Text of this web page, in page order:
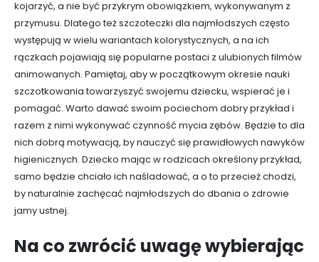
kojarzyć, a nie być przykrym obowiązkiem, wykonywanym z
przymusu. Dlatego też szczoteczki dla najmłodszych często
występują w wielu wariantach kolorystycznych, a na ich
rączkach pojawiają się popularne postaci z ulubionych filmów
animowanych. Pamiętaj, aby w początkowym okresie nauki
szczotkowania towarzyszyć swojemu dziecku, wspierać je i
pomagać. Warto dawać swoim pociechom dobry przykład i
razem z nimi wykonywać czynność mycia zębów. Będzie to dla
nich dobrą motywacją, by nauczyć się prawidłowych nawyków
higienicznych. Dziecko mając w rodzicach określony przykład,
samo będzie chciało ich naśladować, a o to przecież chodzi,
by naturalnie zachęcać najmłodszych do dbania o zdrowie
jamy ustnej.
Na co zwrócić uwagę wybierając